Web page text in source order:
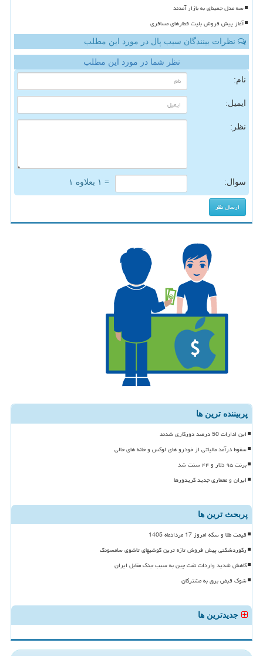
سه مدل جمینای به بازار آمدند
آغاز پیش فروش بلیت قطارهای مسافری
نظرات بینندگان سیب پال در مورد این مطلب
نظر شما در مورد این مطلب
نام:
ایمیل:
نظر:
سوال: = ۱ بعلاوه ۱
پربیننده ترین ها
این ادارات 50 درصد دورکاری شدند
سقوط درآمد مالیاتی از خودرو های لوکس و خانه های خالی
برنت ۹۵ دلار و ۴۴ سنت شد
ایران و معماری جدید کریدورها
پربحث ترین ها
قیمت طلا و سکه امروز 17 مردادماه 1405
رکوردشکنی پیش فروش تازه ترین گوشیهای تاشوی سامسونگ
کاهش شدید واردات نفت چین به سبب جنگ مقابل ایران
شوک قبض برق به مشترکان
جدیدترین ها